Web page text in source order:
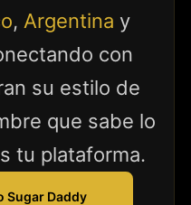
, Argentina y
con
su estilo de
que sabe lo
tu plataforma.
Sugar Daddy